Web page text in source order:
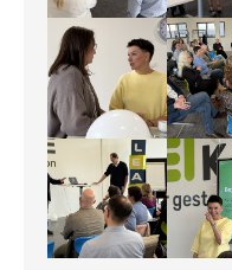
image006 © QLEE
image008 © QLEE –